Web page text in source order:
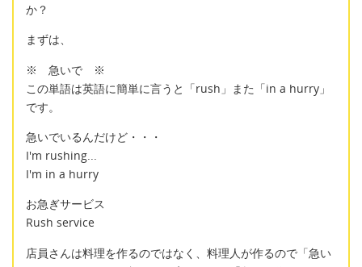
か？
まずは、
※ 急いで ※
この単語は英語に簡単に言うと「rush」また「in a hurry」
です。
急いでいるんだけど・・・
I'm rushing...
I'm in a hurry
お急ぎサービス
Rush service
店員さんは料理を作るのではなく、料理人が作るので「急い